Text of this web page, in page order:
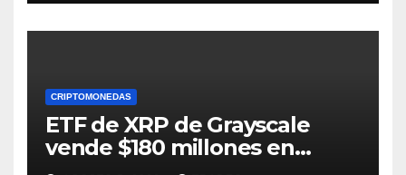
CRIPTOMONEDAS
ETF de XRP de Grayscale
vende $180 millones en